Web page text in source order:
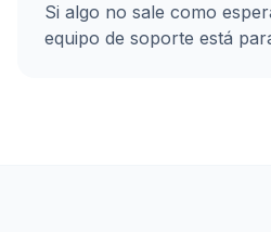
Si algo no sale como
equipo de soporte está